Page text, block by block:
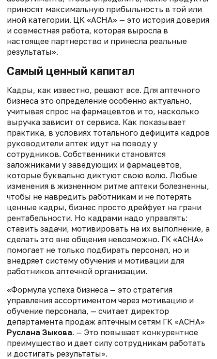
приносят максимальную прибыльность в той или
иной категории. ЦК «АСНА» — это история доверия
и совместная работа, которая выросла в
настоящее партнерство и принесла реальные
результаты».
Самый ценный капитал
Кадры, как известно, решают все. Для аптечного
бизнеса это определение особенно актуально,
учитывая спрос на фармацевтов и то, насколько
выручка зависит от сервиса. Как показывает
практика, в условиях тотального дефицита кадров
руководители аптек идут на поводу у
сотрудников. Собственники становятся
заложниками у заведующих и фармацевтов,
которые буквально диктуют свою волю. Любые
изменения в жизненном ритме аптеки болезненны,
чтобы не навредить работникам и не потерять
ценные кадры, бизнес просто дрейфует на грани
рентабельности. Но кадрами надо управлять:
ставить задачи, мотивировать на их выполнение, а
сделать это вне общения невозможно. ГК «АСНА»
помогает не только подбирать персонал, но и
внедряет систему обучения и мотивации для
работников аптечной организации.
«Формула успеха бизнеса — это стратегия
управления ассортиментом через мотивацию и
обучение персонала, — считает директор
департамента продаж аптечным сетям ГК «АСНА»
Руслана Зыкова. — Это повышает конкурентное
преимущество и дает силу сотрудникам работать
и достигать результаты».